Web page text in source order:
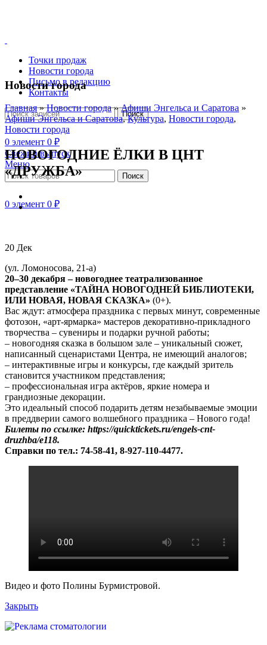
Точки продаж
Новости города
Письмо в редакцию
Контакты
Поиск
0 элемент 0 ₽
Свежий выпуск
Меню
Поиск
0 элемент 0 ₽
Новости города
Главная»Новости города»Афиши Энгельса и Саратова »
Афиши Энгельса и Саратова,Культура, Новости города,
Новости города
НОВОГОДНИЕ ЁЛКИ В ЦНТ
«ДРУЖБА»
20 Дек
(ул. Ломоносова, 21-а)
20–30 декабря – новогоднее театрализованное
представление «ТАЙНА НОВОГОДНЕЙ БИБЛИОТЕКИ,
ИЛИ НОВАЯ, НОВАЯ СКАЗКА» (0+).
Вас ждут: атмосфера праздника с первых минут, современные
фотозон, «арт-ярмарка» мастеров декоративно-прикладного
творчества – сувениры и подарки ручной работы;
– новогодняя сказка в большом зале – уникальный сюжет,
написанный сценаристами Центра, не имеющий аналогов;
– интерактивные игры и конкурсы, где каждый зритель
становится участником представления;
– профессиональная игра актёров, яркие номера и
грандиозные декорации.
Это идеальный способ подарить детям незабываемые эмоции
в преддверии самого волшебного праздника – Нового года!
Билеты по ссылке: https://quicktickets.ru/engels-cnt-
druzhba/e118.
Справки по тел.: 74-58-41, 8-927-110-4477.
Видео и фото Полины Бурмистровой.
Закрыть